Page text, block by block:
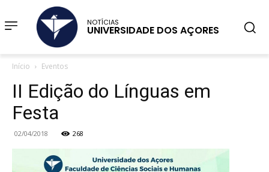
NOTÍCIAS
UNIVERSIDADE DOS AÇORES
Início Eventos
II Edição do Línguas em
Festa
02/04/2018 268